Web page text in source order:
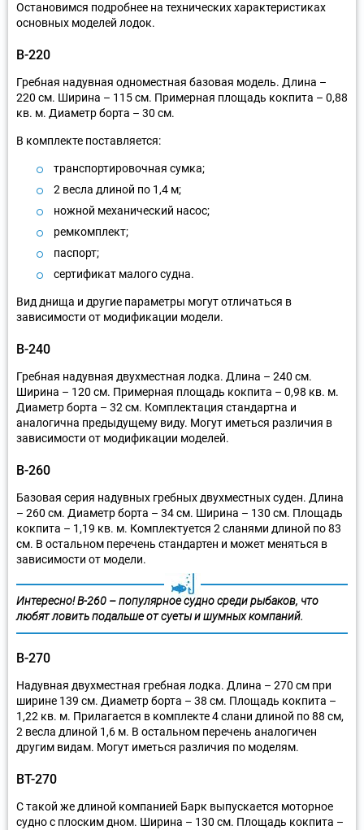
Остановимся подробнее на технических характеристиках
основных моделей лодок.
В-220
Гребная надувная одноместная базовая модель. Длина –
220 см. Ширина – 115 см. Примерная площадь кокпита – 0,88
кв. м. Диаметр борта – 30 см.
В комплекте поставляется:
транспортировочная сумка;
2 весла длиной по 1,4 м;
ножной механический насос;
ремкомплект;
паспорт;
сертификат малого судна.
Вид днища и другие параметры могут отличаться в
зависимости от модификации модели.
В-240
Гребная надувная двухместная лодка. Длина – 240 см.
Ширина – 120 см. Примерная площадь кокпита – 0,98 кв. м.
Диаметр борта – 32 см. Комплектация стандартна и
аналогична предыдущему виду. Могут иметься различия в
зависимости от модификации моделей.
В-260
Базовая серия надувных гребных двухместных суден. Длина
– 260 см. Диаметр борта – 34 см. Ширина – 130 см. Площадь
кокпита – 1,19 кв. м. Комплектуется 2 сланями длиной по 83
см. В остальном перечень стандартен и может меняться в
зависимости от модели.
Интересно! В-260 – популярное судно среди рыбаков, что
любят ловить подальше от суеты и шумных компаний.
В-270
Надувная двухместная гребная лодка. Длина – 270 см при
ширине 139 см. Диаметр борта – 38 см. Площадь кокпита –
1,22 кв. м. Прилагается в комплекте 4 слани длиной по 88 см,
2 весла длиной 1,6 м. В остальном перечень аналогичен
другим видам. Могут иметься различия по моделям.
ВТ-270
С такой же длиной компанией Барк выпускается моторное
судно с плоским дном. Ширина – 130 см. Площадь кокпита –